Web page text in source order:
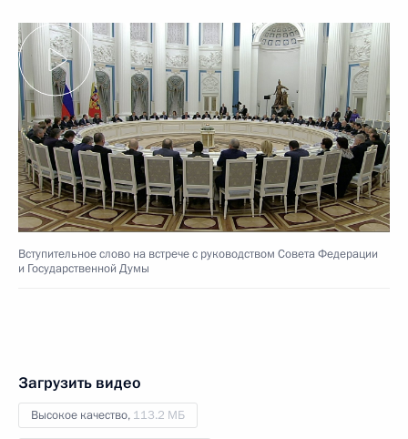
Вступительное слово на встрече с руководством Совета Федерации
и Государственной Думы
Загрузить видео
Высокое качество, 113.2 МБ